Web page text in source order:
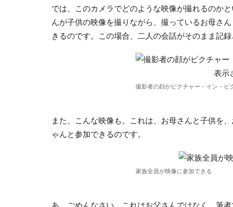
では、このカメラでどのような映像が撮れるのか
んが子供の映像を撮りながら、撮っているお母さ
きるのです。この場合、二人の会話がそのまま記録
撮影者の顔がピクチャー・イン・ピ
また、こんな映像も。これは、お母さんと子供を
ゃんと参加できるのです。
家族全員が映像に参加できる
あ、ごめんなさい。これはお父さんではなく、筆